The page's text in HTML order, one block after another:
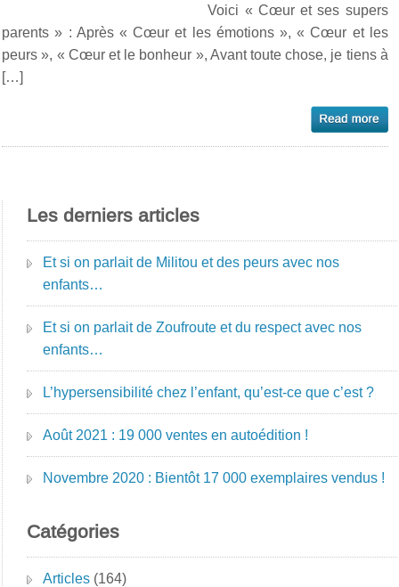
Voici « Cœur et ses supers
parents » : Après « Cœur et les émotions », « Cœur et les
peurs », « Cœur et le bonheur », Avant toute chose, je tiens à
[…]
Les derniers articles
Et si on parlait de Militou et des peurs avec nos
enfants…
Et si on parlait de Zoufroute et du respect avec nos
enfants…
L’hypersensibilité chez l’enfant, qu’est-ce que c’est ?
Août 2021 : 19 000 ventes en autoédition !
Novembre 2020 : Bientôt 17 000 exemplaires vendus !
Catégories
Articles (164)